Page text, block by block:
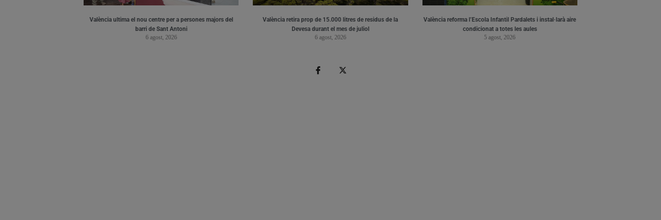
València ultima el nou centre per a persones majors del
barri de Sant Antoni
6 agost, 2026
València retira prop de 15.000 litres de residus de la
Devesa durant el mes de juliol
6 agost, 2026
València reforma l’Escola Infantil Pardalets i instal·larà aire
condicionat a totes les aules
5 agost, 2026